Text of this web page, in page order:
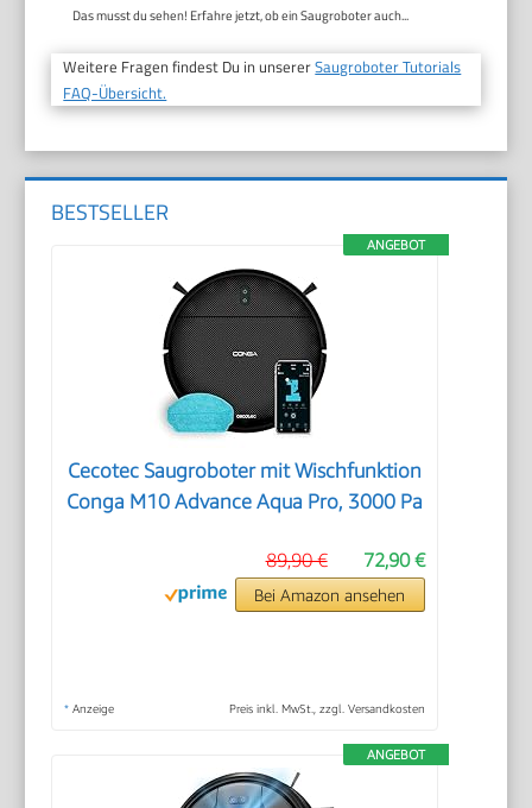
Das musst du sehen! Erfahre jetzt, ob ein Saugroboter auch...
Weitere Fragen findest Du in unsererSaugroboter Tutorials
FAQ-Übersicht.
BESTSELLER
ANGEBOT
Cecotec Saugroboter mit Wischfunktion
Conga M10 Advance Aqua Pro, 3000 Pa
72,90 €
89,90 €
Bei Amazon ansehen
* Anzeige Preis inkl. MwSt., zzgl. Versandkosten
ANGEBOT